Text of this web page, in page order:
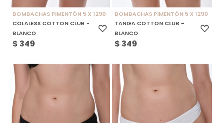
BOMBACHAS PIMENTÓN 5 X 1290
COLALESS COTTON CLUB -
BLANCO
$ 349
BOMBACHAS PIMENTÓN 5 X 1290
TANGA COTTON CLUB -
BLANCO
$ 349